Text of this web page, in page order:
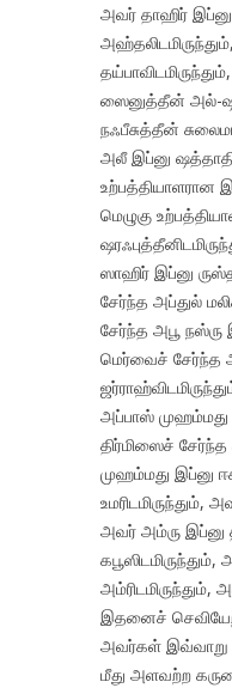
அவர் தாஹிர்
ஸைனுத்தீன் அல்-
நஃபீசுத்தீன்
அலீ இப்னு
உற்பத்தியாளரான
மெழுகு
ஸாஹிர் இப்னு
சேர்ந்த அப்துல்
சேர்ந்த அபூ நஸ்ரு
மெர்வைச் சேர்ந்த
அப்பாஸ் முஹம்மது
திர்மிஸைச்
முஹம்மது இப்னு
உமரிடமிருந்தும்,
அவர் அம்ரு இப்னு
அம்ரிடமிருந்தும்,
இதனைச்
அவர்கள் இவ்வாறு
மீது அளவற்ற